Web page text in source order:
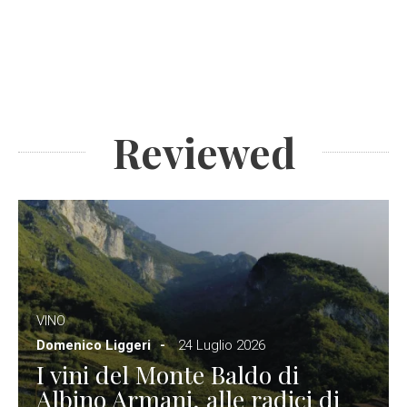
Reviewed
VINO
Domenico Liggeri
24 Luglio 2026
I vini del Monte Baldo di
Albino Armani, alle radici di